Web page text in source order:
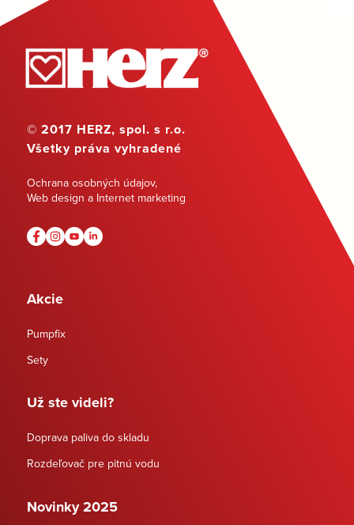
© 2017 HERZ, spol. s r.o.
Všetky práva vyhradené
Ochrana osobných údajov,
Web design a Internet marketing
Akcie
Pumpfix
Sety
Už ste videli?
Doprava paliva do skladu
Rozdeľovač pre pitnú vodu
Novinky 2025